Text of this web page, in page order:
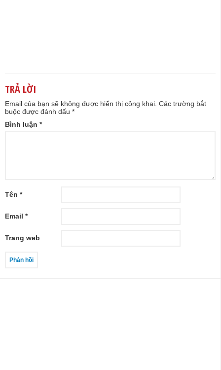
TRẢ LỜI
Email của bạn sẽ không được hiển thị công khai. Các trường bắt
buộc được đánh dấu *
Bình luận *
Tên *
Email *
Trang web